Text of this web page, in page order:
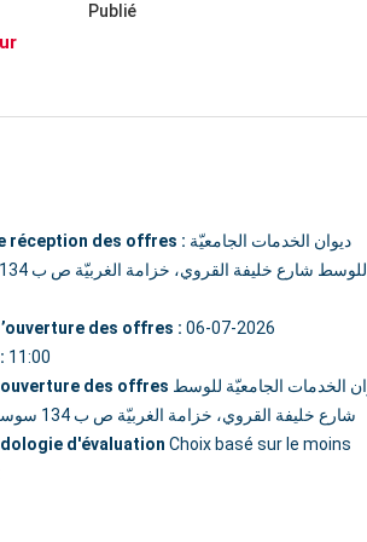
Publié
réception des offres :
des offres : 06-07-2026
11:00
des offres الخدمات الجامعيّة للوسط
شارع خليفة القروي، خزامة الغربيّة ص ب 134 سوسة 4000
d'évaluation Choix basé sur le moins